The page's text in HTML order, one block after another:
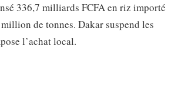
336,7 milliards FCFA en riz importé
de tonnes. Dakar suspend les
l’achat local.